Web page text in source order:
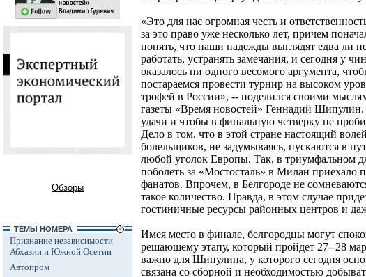
Обзоры
ТЕМЫ НОМЕРА
Признание независимости
Абхазии и Южной Осетии
Автопром
«Это для нас огромная честь и
за это право уже несколько лет, причем
понять, что наши надежды выглядят едва ли
работать, устранять замечания, и сегодня у
оказалось ни одного весомого аргумента,
постараемся провести турнир на высоком
трофей в России», -- поделился своими
газеты «Время новостей» Геннадий Шипулин.
удачи и чтобы в финальную четверку не
Дело в том, что в этой стране настоящий
болельщиков, не задумываясь, пускаются в
любой уголок Европы. Так, в триумфальном
поболеть за «Мостосталь» в Милан приехало
фанатов. Впрочем, в Белгороде не
такое количество. Правда, в этом случае
гостиничные ресурсы районных центров и
Имея место в финале, белгородцы могут
решающему этапу, который пройдет 27--28
важно для Шипулина, у которого сегодня
связана со сборной и необходимостью